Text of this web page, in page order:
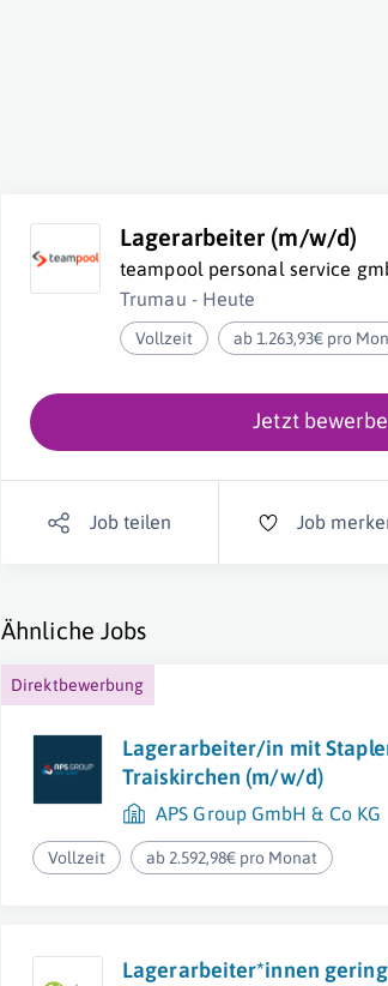
Lagerarbeiter (m/w/d)
teampool personal service
Trumau - Heute
Vollzeit ab 1.263,93€ pro
Jetzt
Job teilen Job
Ähnliche Jobs
Direktbewerbung
Lagerarbeiter/in mit
Traiskirchen (m/w/d)
APS Group GmbH & Co KG
Vollzeit ab 2.592,98€ pro Monat
Lagerarbeiter*innen